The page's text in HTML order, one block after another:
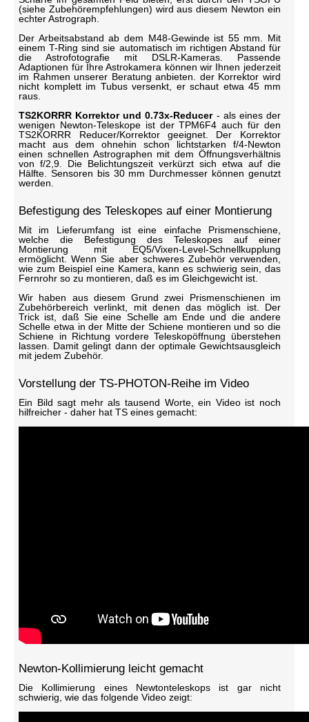
(siehe Zubehörempfehlungen) wird aus diesem Newton ein
echter Astrograph.
Der Arbeitsabstand ab dem M48-Gewinde ist 55 mm. Mit
einem T-Ring sind sie automatisch im richtigen Abstand für
die Astrofotografie mit DSLR-Kameras. Passende
Adaptionen für Ihre Astrokamera können wir Ihnen jederzeit
im Rahmen unserer Beratung anbieten. der Korrektor wird
nicht komplett im Tubus versenkt, er schaut etwa 45 mm
raus.
TS2KORRR Korrektor und 0.73x-Reducer- als eines der
wenigen Newton-Teleskope ist der TPM6F4 auch für den
TS2KORRR Reducer/Korrektor geeignet. Der Korrektor
macht aus dem ohnehin schon lichtstarken f/4-Newton
einen schnellen Astrographen mit dem Öffnungsverhältnis
von f/2,9. Die Belichtungszeit verkürzt sich etwa auf die
Hälfte. Sensoren bis 30 mm Durchmesser können genutzt
werden.
Befestigung des Teleskopes auf einer Montierung
Mit im Lieferumfang ist eine einfache Prismenschiene,
welche die Befestigung des Teleskopes auf einer
Montierung mit EQ5/Vixen-Level-Schnellkupplung
ermöglicht. Wenn Sie aber schweres Zubehör verwenden,
wie zum Beispiel eine Kamera, kann es schwierig sein, das
Fernrohr so zu montieren, daß es im Gleichgewicht ist.
Wir haben aus diesem Grund zwei Prismenschienen im
Zubehörbereich verlinkt, mit denen das möglich ist. Der
Trick ist, daß Sie eine Schelle am Ende und die andere
Schelle etwa in der Mitte der Schiene montieren und so die
Schiene in Richtung vordere Teleskopöffnung überstehen
lassen. Damit gelingt dann der optimale Gewichtsausgleich
mit jedem Zubehör.
Vorstellung der TS-PHOTON-Reihe im Video
Ein Bild sagt mehr als tausend Worte, ein Video ist noch
hilfreicher - daher hat TS eines gemacht:
Newton-Kollimierung leicht gemacht
Die Kollimierung eines Newtonteleskops ist gar nicht
schwierig, wie das folgende Video zeigt: